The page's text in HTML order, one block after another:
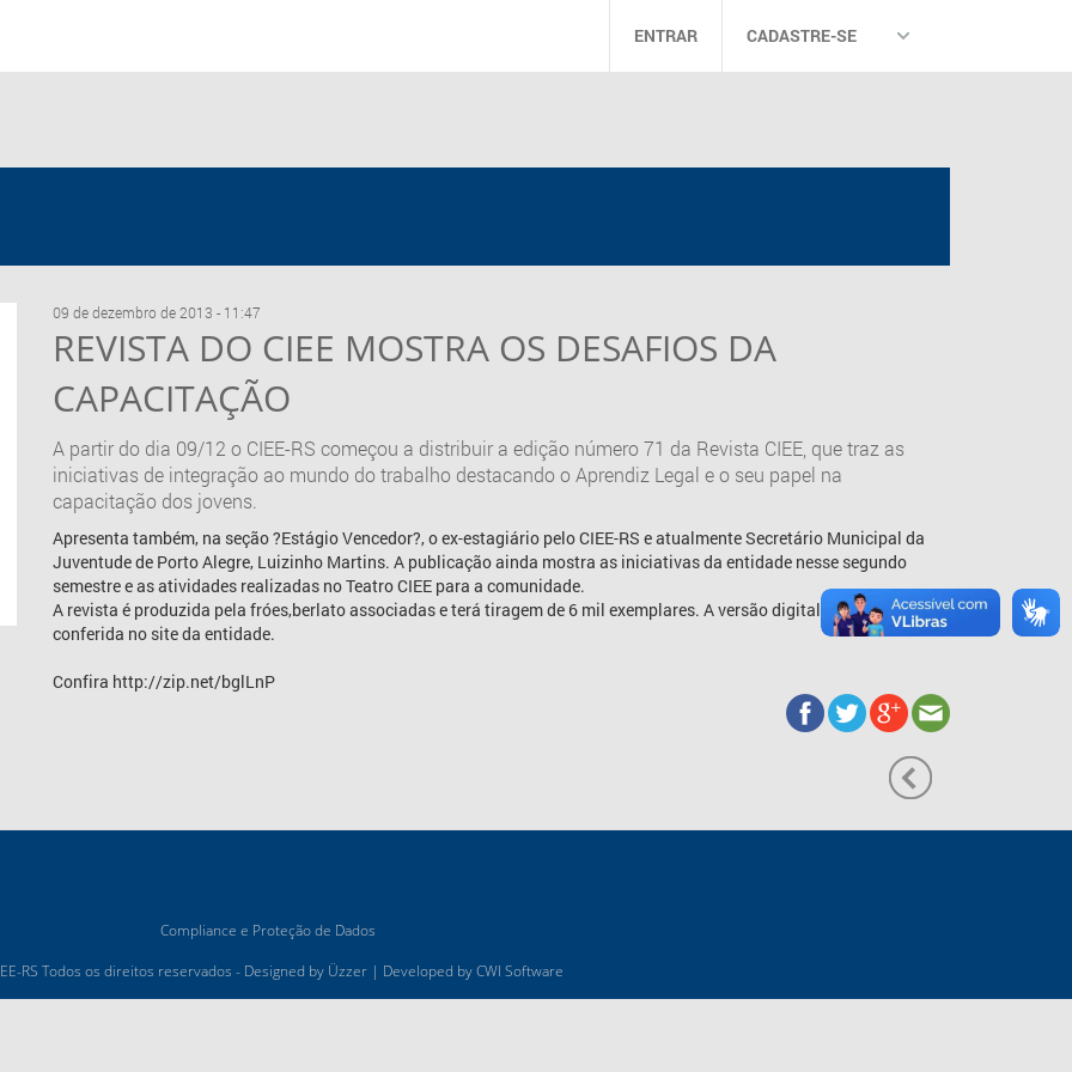
ENTRAR CADASTRE-SE
09 de dezembro de 2013 - 11:47
REVISTA DO CIEE MOSTRA OS DESAFIOS DA
CAPACITAÇÃO
A partir do dia 09/12 o CIEE-RS começou a distribuir a edição número 71 da Revista CIEE, que traz as
iniciativas de integração ao mundo do trabalho destacando o Aprendiz Legal e o seu papel na
capacitação dos jovens.
Apresenta também, na seção ?Estágio Vencedor?, o ex-estagiário pelo CIEE-RS e atualmente Secretário Municipal da
Juventude de Porto Alegre, Luizinho Martins. A publicação ainda mostra as iniciativas da entidade nesse segundo
semestre e as atividades realizadas no Teatro CIEE para a comunidade.
A revista é produzida pela fróes,berlato associadas e terá tiragem de 6 mil exemplares. A versão digital pode ser
conferida no site da entidade.
Confira http://zip.net/bglLnP
Compliance e Proteção de Dados
RS Todos os direitos reservados - Designed by Üzzer | Developed byCWI Software